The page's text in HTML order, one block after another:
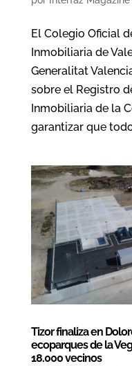
El Colegio Oficial
Inmobiliaria de
Generalitat
sobre el Registro
Inmobiliaria de la
garantizar que
Tizor finaliza en
ecoparques de la
18.000 vecinos